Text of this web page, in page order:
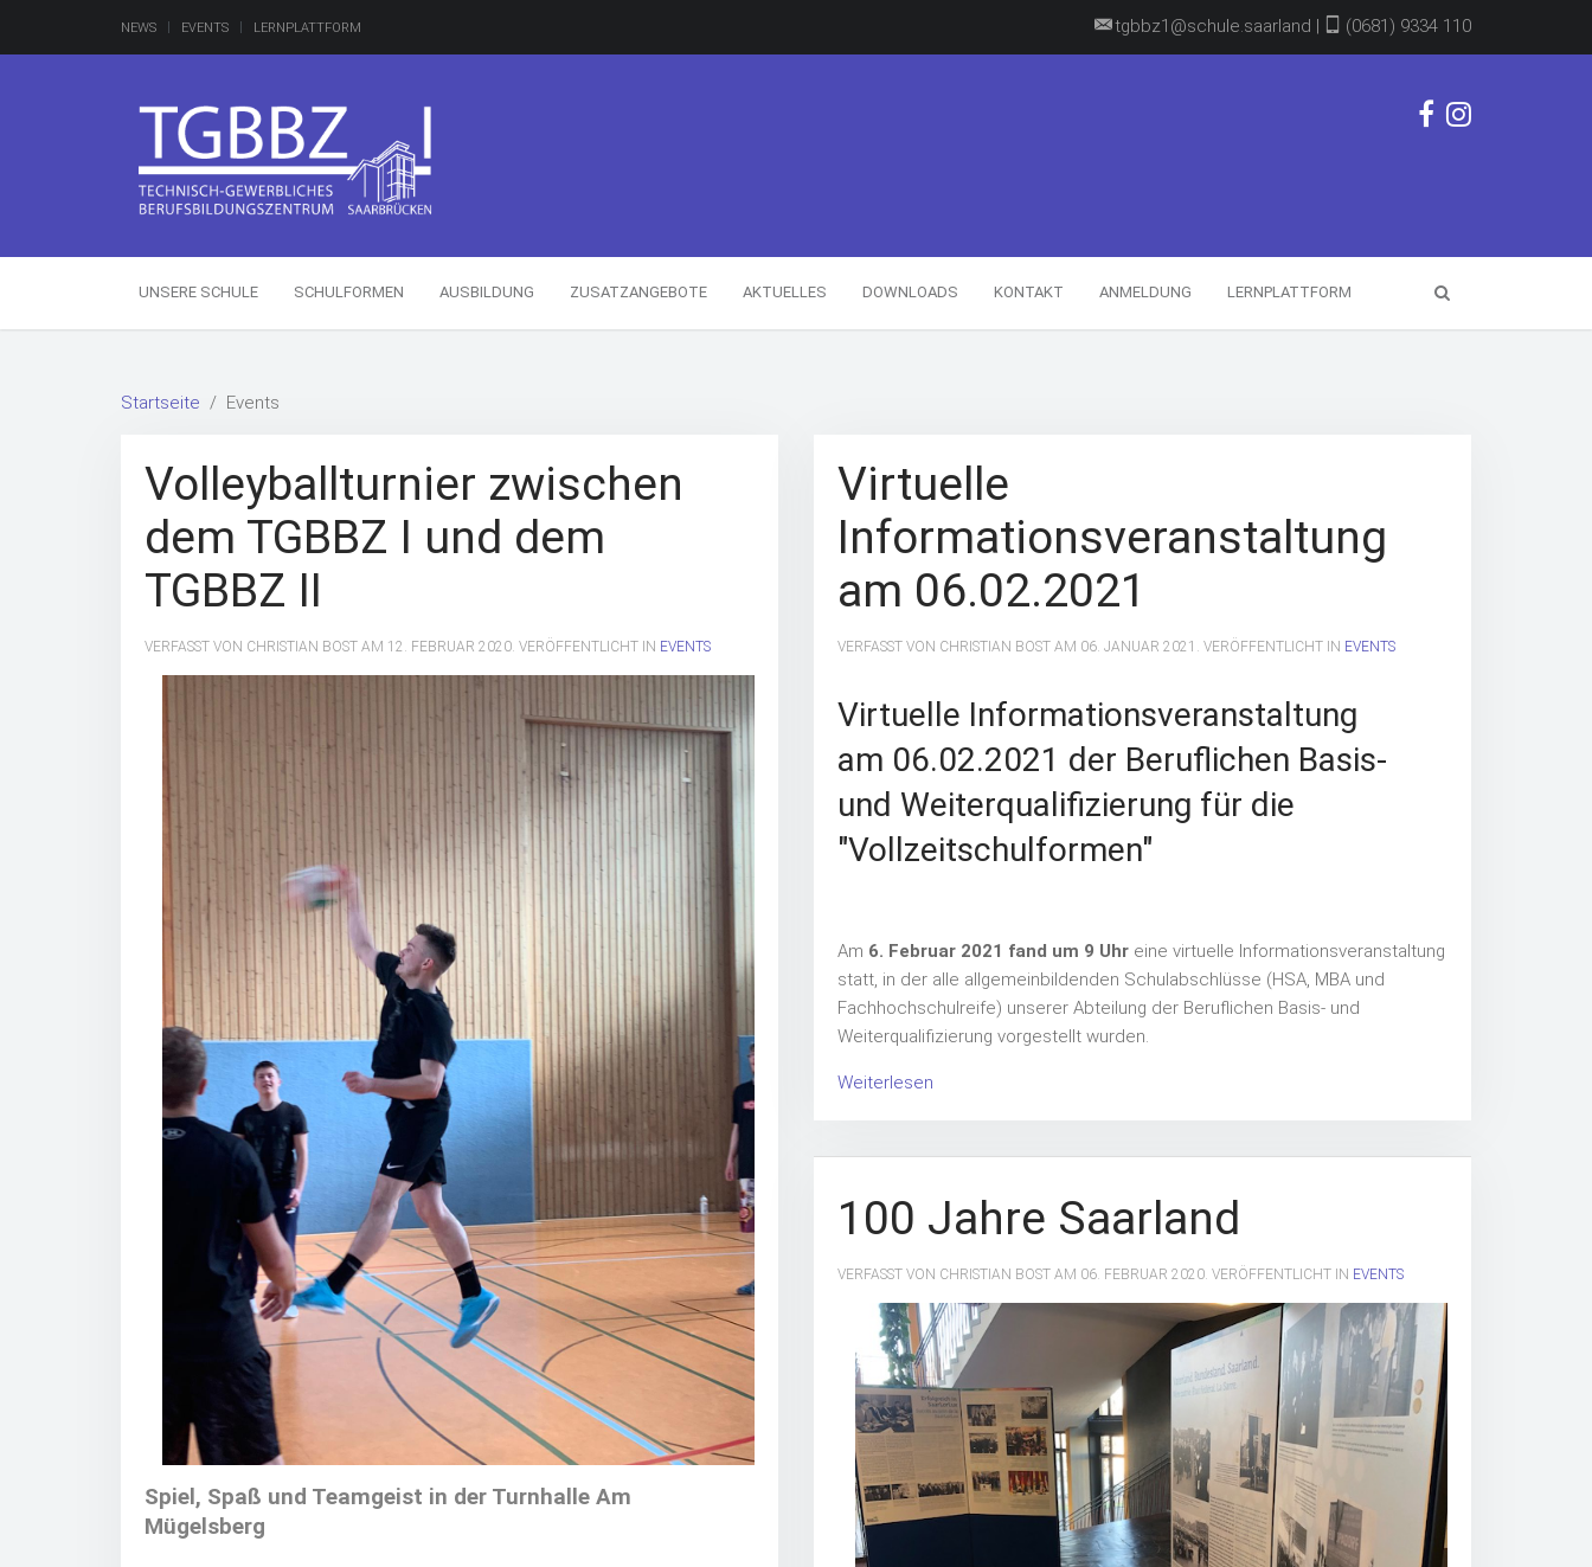
NEWS EVENTS LERNPLATTFORM tgbbz1@schule.saarland | (0681) 9334 110
UNSERE SCHULE SCHULFORMEN AUSBILDUNG ZUSATZANGEBOTE AKTUELLES DOWNLOADS KONTAKT ANMELDUNG LERNPLATTFORM
Startseite Events
Volleyballturnier zwischen
dem TGBBZ I und dem
TGBBZ II
VERFASST VON CHRISTIAN BOST AM 12. FEBRUAR 2020. VERÖFFENTLICHT IN EVENTS
Spiel, Spaß und Teamgeist in der Turnhalle Am
Mügelsberg
Virtuelle
Informationsveranstaltung
am 06.02.2021
VERFASST VON CHRISTIAN BOST AM 06. JANUAR 2021 . VERÖFFENTLICHT IN EVENTS
Virtuelle Informationsveranstaltung
am 06.02.2021 der Beruflichen Basis-
und Weiterqualifizierung für die
"Vollzeitschulformen"
Am 6. Februar 2021 fand um 9 Uhr eine virtuelle Informationsveranstaltung
statt, in der alle allgemeinbildenden Schulabschlüsse (HSA, MBA und
Fachhochschulreife) unserer Abteilung der Beruflichen Basis- und
Weiterqualifizierung vorgestellt wurden.
Weiterlesen
100 Jahre Saarland
VERFASST VON CHRISTIAN BOST AM 06. FEBRUAR 2020. VERÖFFENTLICHT IN EVENTS